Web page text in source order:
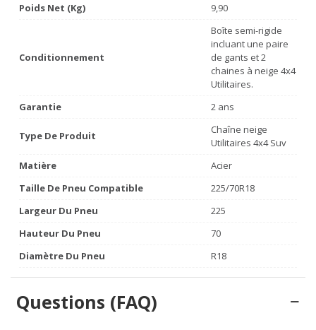
Poids Net (Kg)
9,90
Conditionnement
Boîte semi-rigide
incluant une paire
de gants et 2
chaines à neige 4x4
Utilitaires.
Garantie
2 ans
Type De Produit
Chaîne neige
Utilitaires 4x4 Suv
Matière
Acier
Taille De Pneu Compatible
225/70R18
Largeur Du Pneu
225
Hauteur Du Pneu
70
Diamètre Du Pneu
R18
Questions (FAQ)